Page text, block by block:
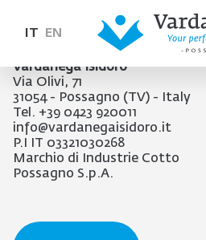
IT EN
Vardanega Isidoro
Via Olivi, 71
31054 - Possagno (TV) - Italy
Tel. +39 0423 920011
info@vardanegaisidoro.it
P.I IT 03321030268
Marchio di Industrie Cotto
Possagno S.p.A.